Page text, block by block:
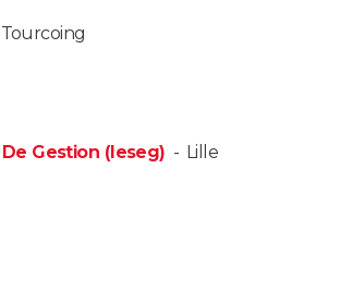
Tourcoing
Gestion (Ieseg) - Lille